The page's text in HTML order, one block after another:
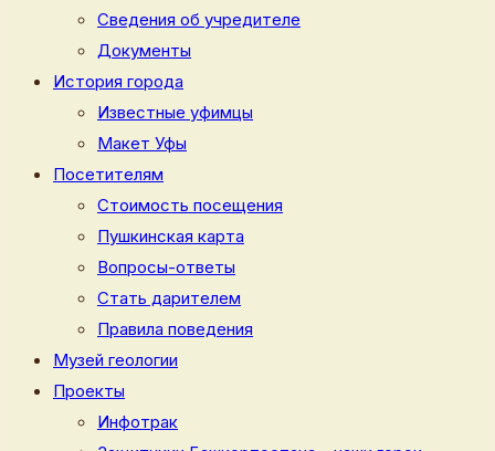
Сведения об учредителе
Документы
История города
Известные уфимцы
Макет Уфы
Посетителям
Стоимость посещения
Пушкинская карта
Вопросы-ответы
Стать дарителем
Правила поведения
Музей геологии
Проекты
Инфотрак